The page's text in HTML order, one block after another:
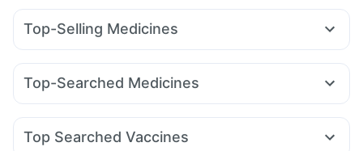
Himalaya Liv.52 Ds I Pill Contraceptive Pill
Digene Acidity & Gas Relief Tablets
Bold Care Extend Delay Spray
Gaviscon Liquid Instant Relief
Unwanted 72
Shelcal 500mg Prohance Nutrition Drink
Top-Selling Medicines
Pantocid DSR Wegovy 0.25mg Amoxyclav 625 Cilacar 10
Montair LC Wegovy 0.5mg Telma 40
Mounjaro 5mg Megalis 10 Montek LC Rybelsus 7mg
Top-Searched Medicines
Budecort 0.5mg Ecosprin 75mg Pan 40mg Karvol Plus
Ondem Syrup Omee 20mg Pan D
Top Searched Vaccines